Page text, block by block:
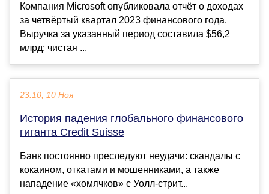
Компания Microsoft опубликовала отчёт о доходах
за четвёртый квартал 2023 финансового года.
Выручка за указанный период составила $56,2
млрд; чистая ...
23:10, 10 Ноя
История падения глобального финансового
гиганта Credit Suissе
Банк постоянно преследуют неудачи: скандалы с
кокаином, откатами и мошенниками, а также
нападение «хомячков» с Уолл-стрит...